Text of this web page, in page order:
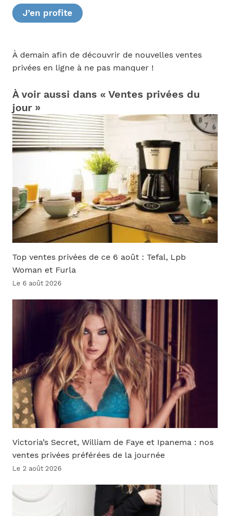
J’en profite
À demain afin de découvrir de nouvelles ventes
privées en ligne à ne pas manquer !
À voir aussi dans « Ventes privées du
jour »
Top ventes privées de ce 6 août : Tefal, Lpb
Woman et Furla
Le 6 août 2026
Victoria’s Secret, William de Faye et Ipanema : nos
ventes privées préférées de la journée
Le 2 août 2026